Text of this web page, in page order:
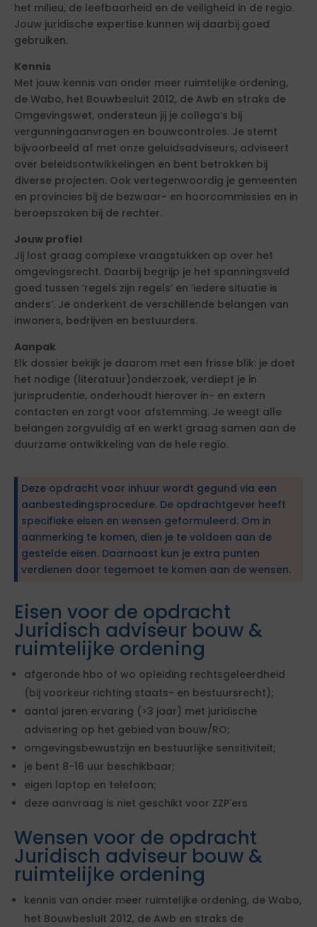
het milieu, de leefbaarheid en de veiligheid in de regio.
Jouw juridische expertise kunnen wij daarbij goed
gebruiken.
Kennis
Met jouw kennis van onder meer ruimtelijke ordening,
de Wabo, het Bouwbesluit 2012, de Awb en straks de
Omgevingswet, ondersteun jij je collega’s bij
vergunningaanvragen en bouwcontroles. Je stemt
bijvoorbeeld af met onze geluidsadviseurs, adviseert
over beleidsontwikkelingen en bent betrokken bij
diverse projecten. Ook vertegenwoordig je gemeenten
en provincies bij de bezwaar- en hoorcommissies en in
beroepszaken bij de rechter.
Jouw profiel
Jij lost graag complexe vraagstukken op over het
omgevingsrecht. Daarbij begrijp je het spanningsveld
goed tussen ‘regels zijn regels’ en ‘iedere situatie is
anders’. Je onderkent de verschillende belangen van
inwoners, bedrijven en bestuurders.
Aanpak
Elk dossier bekijk je daarom met een frisse blik: je doet
het nodige (literatuur)onderzoek, verdiept je in
jurisprudentie, onderhoudt hierover in- en extern
contacten en zorgt voor afstemming. Je weegt alle
belangen zorgvuldig af en werkt graag samen aan de
duurzame ontwikkeling van de hele regio.
Deze opdracht voor inhuur wordt gegund via een
aanbestedingsprocedure. De opdrachtgever heeft
specifieke eisen en wensen geformuleerd. Om in
aanmerking te komen, dien je te voldoen aan de
gestelde eisen. Daarnaast kun je extra punten
verdienen door tegemoet te komen aan de wensen.
Eisen voor de opdracht
Juridisch adviseur bouw &
ruimtelijke ordening
afgeronde hbo of wo opleiding rechtsgeleerdheid
(bij voorkeur richting staats- en bestuursrecht);
aantal jaren ervaring (>3 jaar) met juridische
advisering op het gebied van bouw/RO;
omgevingsbewustzijn en bestuurlijke sensitiviteit;
je bent 8-16 uur beschikbaar;
eigen laptop en telefoon;
deze aanvraag is niet geschikt voor ZZP'ers
Wensen voor de opdracht
Juridisch adviseur bouw &
ruimtelijke ordening
kennis van onder meer ruimtelijke ordening, de Wabo,
het Bouwbesluit 2012, de Awb en straks de